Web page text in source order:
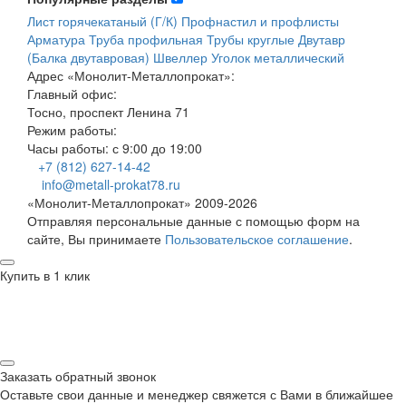
Лист горячекатаный (Г/К) Профнастил и профлисты
Арматура Труба профильная Трубы круглые Двутавр
(Балка двутавровая) Швеллер Уголок металлический
Адрес «Монолит-Металлопрокат»:
Главный офис:
Тосно, проспект Ленина 71
Режим работы:
Часы работы: с 9:00 до 19:00
+7 (812) 627-14-42
info@metall-prokat78.ru
«Монолит-Металлопрокат» 2009-2026
Отправляя персональные данные с помощью форм на
сайте, Вы принимаете Пользовательское соглашение.
Купить в 1 клик
Заказать обратный звонок
Оставьте свои данные и менеджер свяжется с Вами в ближайшее